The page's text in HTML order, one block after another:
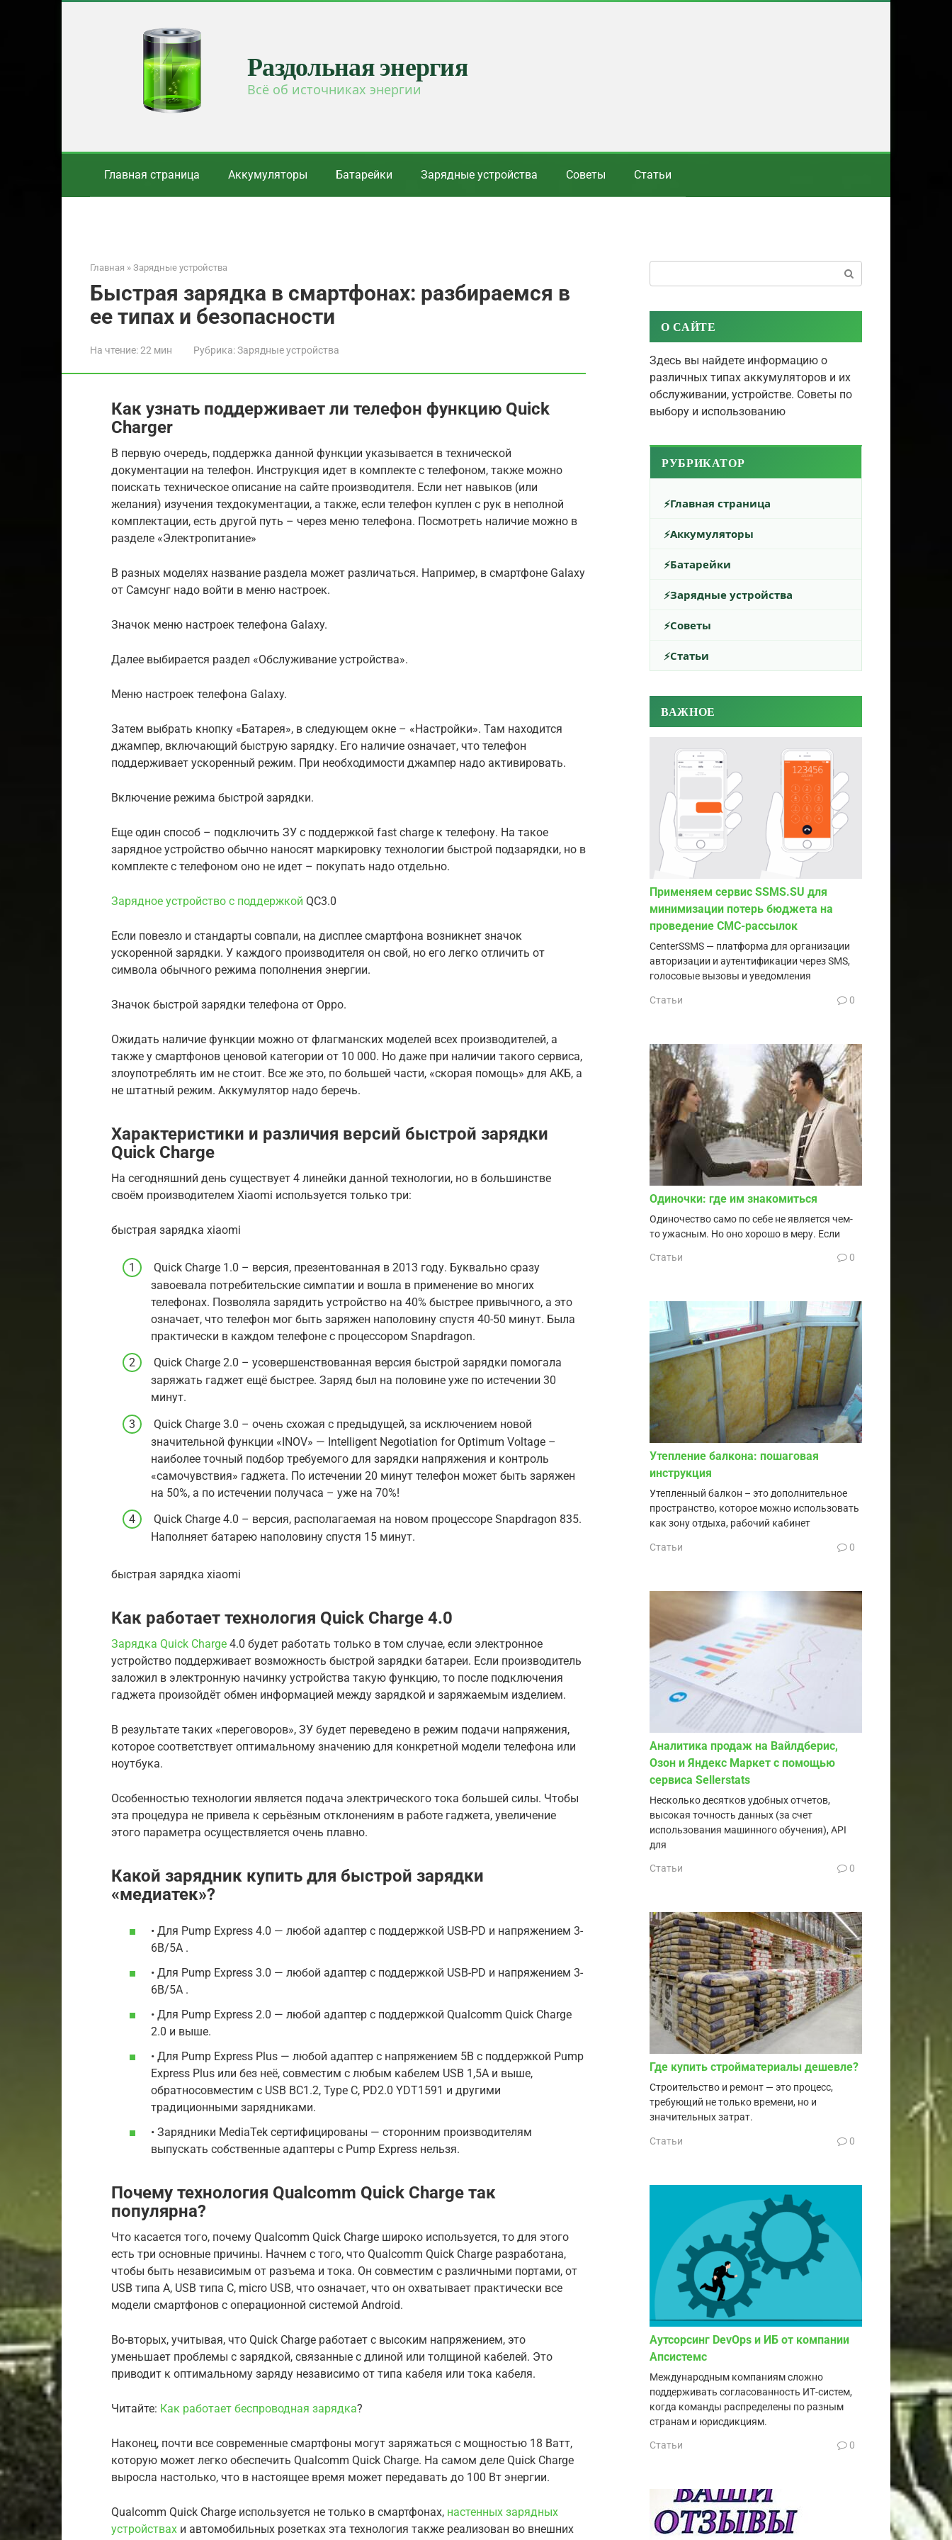
Раздольная энергия
Всё об источниках энергии
Главная страница Аккумуляторы Батарейки Зарядные устройства Советы Статьи
Главная » Зарядные устройства
Быстрая зарядка в смартфонах: разбираемся в
ее типах и безопасности
На чтение:22 мин Рубрика:Зарядные устройства
Как узнать поддерживает ли телефон функцию Quick
Charger
В первую очередь, поддержка данной функции указывается в технической
документации на телефон. Инструкция идет в комплекте с телефоном, также можно
поискать техническое описание на сайте производителя. Если нет навыков (или
желания) изучения техдокументации, а также, если телефон куплен с рук в неполной
комплектации, есть другой путь – через меню телефона. Посмотреть наличие можно в
разделе «Электропитание»
В разных моделях название раздела может различаться. Например, в смартфоне Galaxy
от Самсунг надо войти в меню настроек.
Значок меню настроек телефона Galaxy.
Далее выбирается раздел «Обслуживание устройства».
Меню настроек телефона Galaxy.
Затем выбрать кнопку «Батарея», в следующем окне – «Настройки». Там находится
джампер, включающий быструю зарядку. Его наличие означает, что телефон
поддерживает ускоренный режим. При необходимости джампер надо активировать.
Включение режима быстрой зарядки.
Еще один способ – подключить ЗУ с поддержкой fast charge к телефону. На такое
зарядное устройство обычно наносят маркировку технологии быстрой подзарядки, но в
комплекте с телефоном оно не идет – покупать надо отдельно.
Зарядное устройство с поддержкой QC3.0
Если повезло и стандарты совпали, на дисплее смартфона возникнет значок
ускоренной зарядки. У каждого производителя он свой, но его легко отличить от
символа обычного режима пополнения энергии.
Значок быcтрой зарядки телефона от Oppo.
Ожидать наличие функции можно от флагманских моделей всех производителей, а
также у смартфонов ценовой категории от 10 000. Но даже при наличии такого сервиса,
злоупотреблять им не стоит. Все же это, по большей части, «скорая помощь» для АКБ, а
не штатный режим. Аккумулятор надо беречь.
Характеристики и различия версий быстрой зарядки
Quick Charge
На сегодняшний день существует 4 линейки данной технологии, но в большинстве
своём производителем Xiaomi используется только три:
быстрая зарядка xiaomi
Quick Charge 1.0 – версия, презентованная в 2013 году. Буквально сразу
завоевала потребительские симпатии и вошла в применение во многих
телефонах. Позволяла зарядить устройство на 40% быстрее привычного, а это
означает, что телефон мог быть заряжен наполовину спустя 40-50 минут. Была
практически в каждом телефоне с процессором Snapdragon.
Quick Charge 2.0 – усовершенствованная версия быстрой зарядки помогала
заряжать гаджет ещё быстрее. Заряд был на половине уже по истечении 30
минут.
Quick Charge 3.0 – очень схожая с предыдущей, за исключением новой
значительной функции «INOV» — Intelligent Negotiation for Optimum Voltage –
наиболее точный подбор требуемого для зарядки напряжения и контроль
«самочувствия» гаджета. По истечении 20 минут телефон может быть заряжен
на 50%, а по истечении получаса – уже на 70%!
Quick Charge 4.0 – версия, располагаемая на новом процессоре Snapdragon 835.
Наполняет батарею наполовину спустя 15 минут.
быстрая зарядка xiaomi
Как работает технология Quick Charge 4.0
Зарядка Quick Charge 4.0 будет работать только в том случае, если электронное
устройство поддерживает возможность быстрой зарядки батареи. Если производитель
заложил в электронную начинку устройства такую функцию, то после подключения
гаджета произойдёт обмен информацией между зарядкой и заряжаемым изделием.
В результате таких «переговоров», ЗУ будет переведено в режим подачи напряжения,
которое соответствует оптимальному значению для конкретной модели телефона или
ноутбука.
Особенностью технологии является подача электрического тока большей силы. Чтобы
эта процедура не привела к серьёзным отклонениям в работе гаджета, увеличение
этого параметра осуществляется очень плавно.
Какой зарядник купить для быстрой зарядки
«медиатек»?
• Для Pump Express 4.0 — любой адаптер с поддержкой USB-PD и напряжением 3-
6В/5А .
• Для Pump Express 3.0 — любой адаптер с поддержкой USB-PD и напряжением 3-
6В/5А .
• Для Pump Express 2.0 — любой адаптер с поддержкой Qualcomm Quick Charge
2.0 и выше.
• Для Pump Express Plus — любой адаптер с напряжением 5В с поддержкой Pump
Express Plus или без неё, совместим с любым кабелем USB 1,5А и выше,
обратносовместим с USB BC1.2, Type C, PD2.0 YDT1591 и другими
традиционными зарядниками.
• Зарядники MediaTek сертифицированы — сторонним производителям
выпускать собственные адаптеры с Pump Express нельзя.
Почему технология Qualcomm Quick Charge так
популярна?
Что касается того, почему Qualcomm Quick Charge широко используется, то для этого
есть три основные причины. Начнем с того, что Qualcomm Quick Charge разработана,
чтобы быть независимым от разъема и тока. Он совместим с различными портами, от
USB типа A, USB типа C, micro USB, что означает, что он охватывает практически все
модели смартфонов с операционной системой Android.
Во-вторых, учитывая, что Quick Charge работает с высоким напряжением, это
уменьшает проблемы с зарядкой, связанные с длиной или толщиной кабелей. Это
приводит к оптимальному заряду независимо от типа кабеля или тока кабеля.
Читайте: Как работает беспроводная зарядка?
Наконец, почти все современные смартфоны могут заряжаться с мощностью 18 Ватт,
которую может легко обеспечить Qualcomm Quick Charge. На самом деле Quick Charge
выросла настолько, что в настоящее время может передавать до 100 Вт энергии.
Qualcomm Quick Charge используется не только в смартфонах, настенных зарядных
устройствах и автомобильных розетках эта технология также реализован во внешних
О САЙТЕ
Здесь вы найдете информацию о
различных типах аккумуляторов и их
обслуживании, устройстве. Советы по
выбору и использованию
РУБРИКАТОР
Главная страница
Аккумуляторы
Батарейки
Зарядные устройства
Советы
Статьи
ВАЖНОЕ
Применяем сервис SSMS.SU для
минимизации потерь бюджета на
проведение СМС-рассылок
CenterSSMS — платформа для организации
авторизации и аутентификации через SMS,
голосовые вызовы и уведомления
Статьи 0
Одиночки: где им знакомиться
Одиночество само по себе не является чем-
то ужасным. Но оно хорошо в меру. Если
Статьи 0
Утепление балкона: пошаговая
инструкция
Утепленный балкон – это дополнительное
пространство, которое можно использовать
как зону отдыха, рабочий кабинет
Статьи 0
Аналитика продаж на Вайлдберис,
Озон и Яндекс Маркет с помощью
сервиса Sellerstats
Несколько десятков удобных отчетов,
высокая точность данных (за счет
использования машинного обучения), API
для
Статьи 0
Где купить стройматериалы дешевле?
Строительство и ремонт — это процесс,
требующий не только времени, но и
значительных затрат.
Статьи 0
Аутсорсинг DevOps и ИБ от компании
Апсистемс
Международным компаниям сложно
поддерживать согласованность ИТ-систем,
когда команды распределены по разным
странам и юрисдикциям.
Статьи 0